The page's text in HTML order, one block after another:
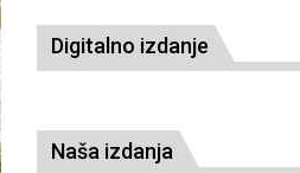
Digitalno izdanje
Naša izdanja